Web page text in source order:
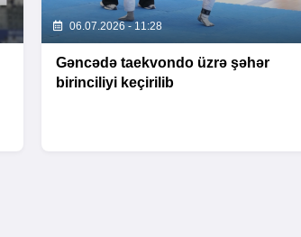
06.07.2026 - 11:28
Gəncədə taekvondo üzrə şəhər
birinciliyi keçirilib